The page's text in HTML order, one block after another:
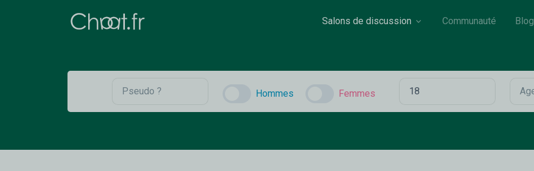
Salons de discussion Communauté Blog
Hommes Femmes